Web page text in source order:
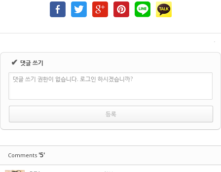
✔ 댓글 쓰기
댓글 쓰기 권한이 없습니다. 로그인 하시겠습니까?
Comments '5'